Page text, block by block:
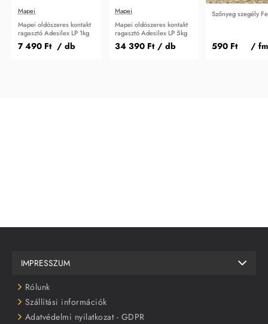
Mapei
Mapei oldószeres kontakt
ragasztó Adesilex LP 1kg
7 490 Ft / db
Mapei
Mapei oldószeres kontakt
ragasztó Adesilex LP 5kg
34 390 Ft / db
Szőnyeg szegély
590 Ft / fm
IMPRESSZUM
Rólunk
Szállítási információk
Adatvédelmi nyilatkozat - GDPR